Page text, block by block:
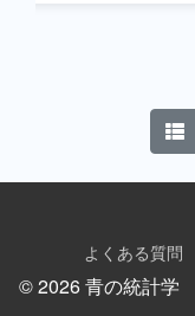
よくある質問
© 2026 青の統計学